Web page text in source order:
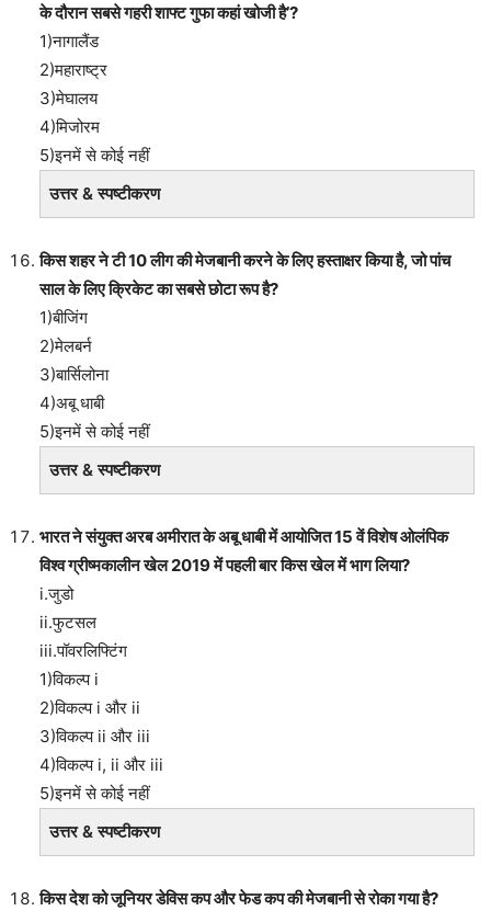
के दौरान सबसे गहरी शाफ्ट गुफा कहां खोजी है’?
1)नागालैंड
2)महाराष्ट्र
3)मेघालय
4)मिजोरम
5)इनमें से कोई नहीं
उत्तर & स्पष्टीकरण
किस शहर ने टी 10 लीग की मेजबानी करने के लिए हस्ताक्षर किया है, जो पांच
साल के लिए क्रिकेट का सबसे छोटा रूप है?
1)बीजिंग
2)मेलबर्न
3)बार्सिलोना
4)अबू धाबी
5)इनमें से कोई नहीं
उत्तर & स्पष्टीकरण
भारत ने संयुक्त अरब अमीरात के अबू धाबी में आयोजित 15 वें विशेष ओलंपिक
विश्व ग्रीष्मकालीन खेल 2019 में पहली बार किस खेल में भाग लिया?
i.जुडो
ii.फुटसल
iii.पॉवरलिफ्टिंग
1)विकल्प i
2)विकल्प i और ii
3)विकल्प ii और iii
4)विकल्प i, ii और iii
5)इनमें से कोई नहीं
उत्तर & स्पष्टीकरण
किस देश को जूनियर डेविस कप और फेड कप की मेजबानी से रोका गया है?